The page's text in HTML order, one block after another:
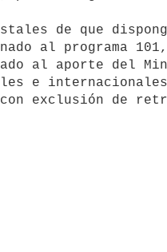
al programa
al aporte del
e
exclusión de